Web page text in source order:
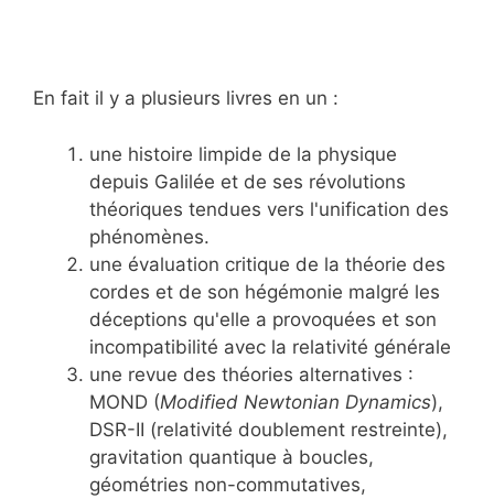
En fait il y a plusieurs livres en un :
une histoire limpide de la physique
depuis Galilée et de ses révolutions
théoriques tendues vers l'unification des
phénomènes.
une évaluation critique de la théorie des
cordes et de son hégémonie malgré les
déceptions qu'elle a provoquées et son
incompatibilité avec la relativité générale
une revue des théories alternatives :
MOND (Modified Newtonian Dynamics),
DSR-II (relativité doublement restreinte),
gravitation quantique à boucles,
géométries non-commutatives,